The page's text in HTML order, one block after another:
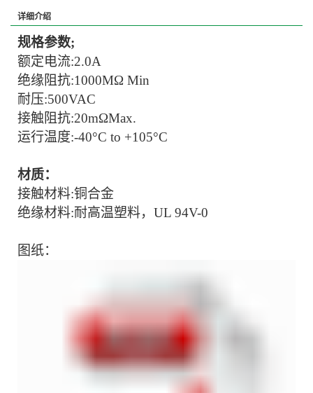
详细介绍
规格参数;
额定电流:2.0A
绝缘阻抗:1000MΩ Min
耐压:500VAC
接触阻抗:20mΩMax.
运行温度:-40°C to +105°C
材质：
接触材料:铜合金
绝缘材料:耐高温塑料，UL 94V-0
图纸：